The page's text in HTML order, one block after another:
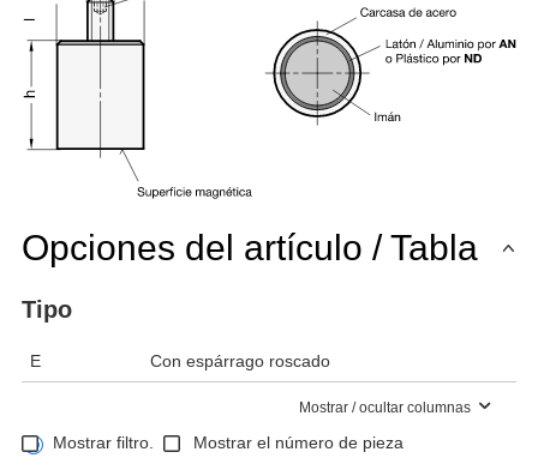
Opciones del artículo / Tabla
Tipo
E Con espárrago roscado
Mostrar / ocultar columnas
Mostrar filtro. Mostrar el número de pieza